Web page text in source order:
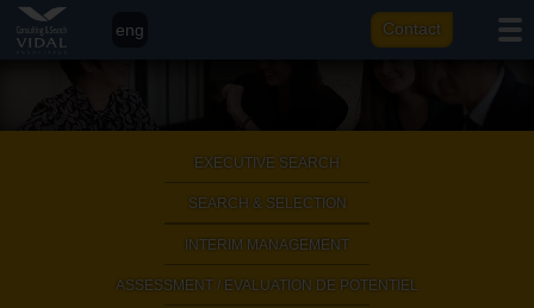
eng
ar
Contact
EXECUTIVE SEARCH
SEARCH & SELECTION
INTERIM MANAGEMENT
ASSESSMENT / EVALUATION DE POTENTIEL